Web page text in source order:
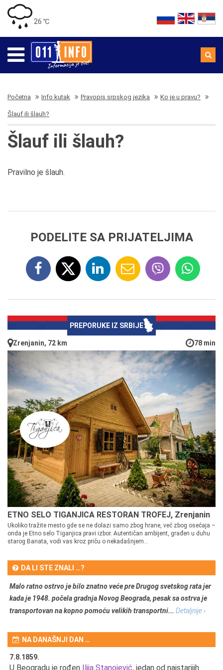
26 ℃
Početna Info kutak Pravopis srpskog jezika Ko je u pravu?
Šlauf ili šlauh?
Šlauf ili šlauh?
Pravilno je šlauh.
PODELITE SA PRIJATELJIMA
PREPORUKE IZ SRBIJE
Zrenjanin, 72 km 78 min
ETNO SELO TIGANJICA RESTORAN TROFEJ, Zrenjanin
Ukoliko tražite mesto gde se ne dolazi samo zbog hrane, već zbog osećaja –
onda je Etno selo Tiganjica pravi izbor. Autentičan ambijent, građen u duhu
starog Banata, vodi vas kroz priču o nekadašnjem...
DA LI STE ZNALI …?
Malo ratno ostrvo je bilo znatno veće pre Drugog svetskog rata jer
kada je 1948. počela gradnja Novog Beograda, pesak sa ostrva je
transportovan na kopno pomoću velikih transportni... Detaljnije ›
NA DANAŠNJI DAN …
7.8.1859.
U Beogradu je rođen Ilija Stanojević, jedan od najstarijih